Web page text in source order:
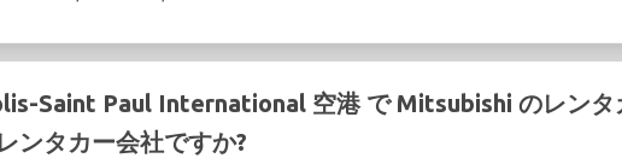
Saint Paul International 空港 で Mitsubishi のレンタ
ンタカー会社ですか?